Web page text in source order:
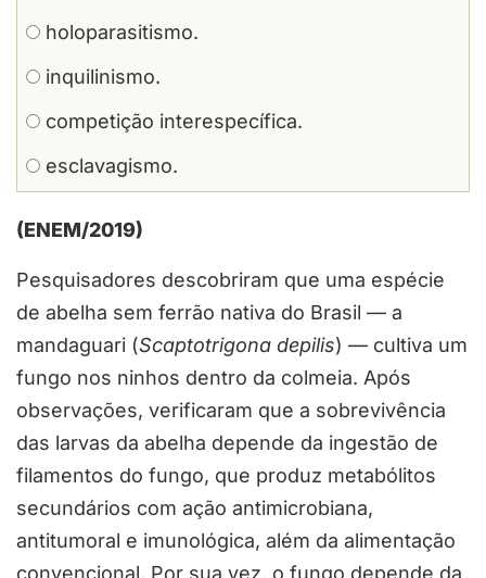
holoparasitismo.
inquilinismo.
competição interespecífica.
esclavagismo.
(ENEM/2019)
Pesquisadores descobriram que uma espécie
de abelha sem ferrão nativa do Brasil — a
mandaguari (Scaptotrigona depilis) — cultiva um
fungo nos ninhos dentro da colmeia. Após
observações, verificaram que a sobrevivência
das larvas da abelha depende da ingestão de
filamentos do fungo, que produz metabólitos
secundários com ação antimicrobiana,
antitumoral e imunológica, além da alimentação
convencional. Por sua vez, o fungo depende da